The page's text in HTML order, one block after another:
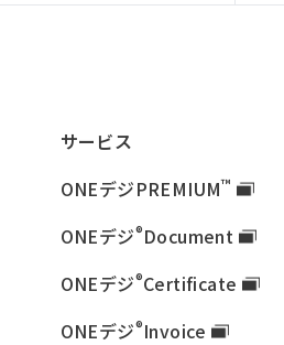
サービス
ONEデジPREMIUM™
ONEデジ®Document
ONEデジ®Certificate
ONEデジ®Invoice